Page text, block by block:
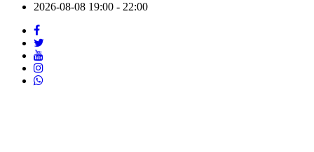
2026-08-08 19:00 - 22:00